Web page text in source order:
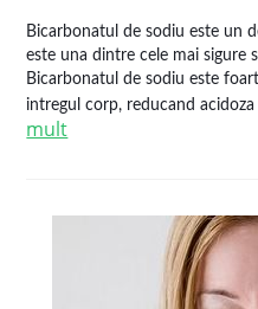
Bicarbonatul de sodiu este un
este una dintre cele mai sigure
Bicarbonatul de sodiu este
intregul corp, reducand
mult